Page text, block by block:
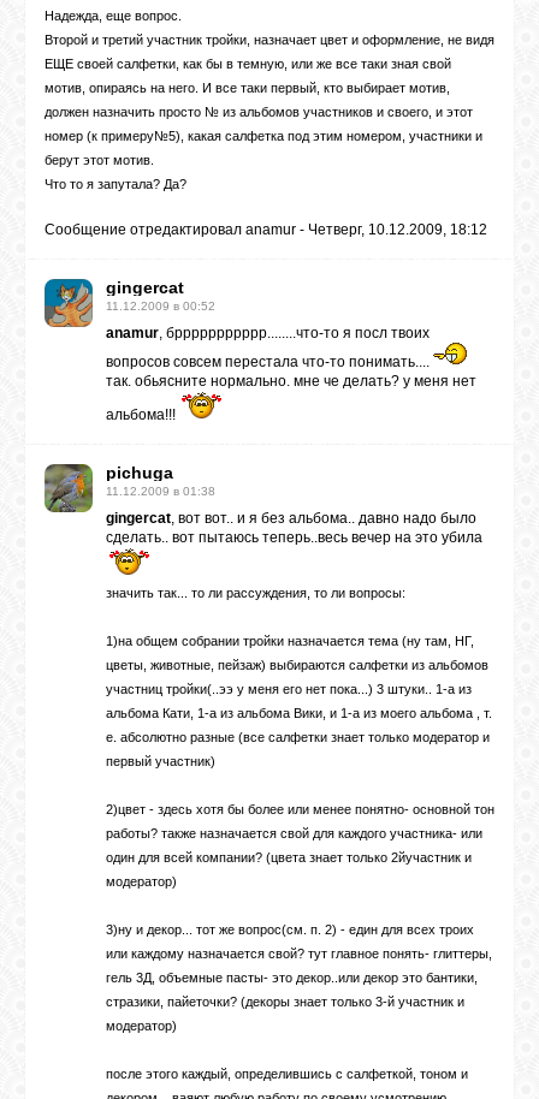
Надежда, еще вопрос.
Второй и третий участник тройки, назначает цвет и оформление, не видя
ЕЩЕ своей салфетки, как бы в темную, или же все таки зная свой
мотив, опираясь на него. И все таки первый, кто выбирает мотив,
должен назначить просто № из альбомов участников и своего, и этот
номер (к примеру№5), какая салфетка под этим номером, участники и
берут этот мотив.
Что то я запутала? Да?
Сообщение отредактировал anamur - Четверг, 10.12.2009, 18:12
gingercat
11.12.2009 в 00:52
anamur, бррррррррррр........что-то я посл твоих
вопросов совсем перестала что-то понимать....
так. обьясните нормально. мне че делать? у меня нет
альбома!!!
pichuga
11.12.2009 в 01:38
gingercat, вот вот.. и я без альбома.. давно надо было
сделать.. вот пытаюсь теперь..весь вечер на это убила
значить так... то ли рассуждения, то ли вопросы:
1)на общем собрании тройки назначается тема (ну там, НГ,
цветы, животные, пейзаж) выбираются салфетки из альбомов
участниц тройки(..ээ у меня его нет пока...) 3 штуки.. 1-а из
альбома Кати, 1-а из альбома Вики, и 1-а из моего альбома , т.
е. абсолютно разные (все салфетки знает только модератор и
первый участник)
2)цвет - здесь хотя бы более или менее понятно- основной тон
работы? также назначается свой для каждого участника- или
один для всей компании? (цвета знает только 2йучастник и
модератор)
3)ну и декор... тот же вопрос(см. п. 2) - един для всех троих
или каждому назначается свой? тут главное понять- глиттеры,
гель 3Д, объемные пасты- это декор..или декор это бантики,
стразики, пайеточки? (декоры знает только 3-й участник и
модератор)
после этого каждый, определившись с салфеткой, тоном и